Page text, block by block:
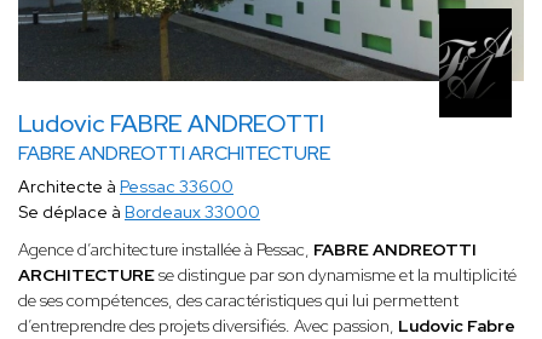
Ludovic FABRE ANDREOTTI
FABRE ANDREOTTI ARCHITECTURE
Architecte à Pessac 33600
Se déplace à Bordeaux 33000
Agence d’architecture installée à Pessac, FABRE ANDREOTTI
ARCHITECTUREse distingue par son dynamisme et la multiplicité
de ses compétences, des caractéristiques qui lui permettent
d’entreprendre des projets diversifiés. Avec passion, Ludovic Fabre